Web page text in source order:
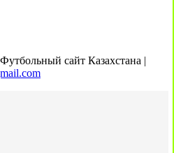
сайт Казахстана |